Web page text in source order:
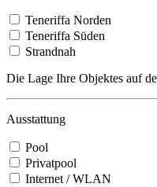
Teneriffa Norden
Teneriffa Süden
Strandnah
Die Lage Ihre Objektes auf
Ausstattung
Pool
Privatpool
Internet / WLAN